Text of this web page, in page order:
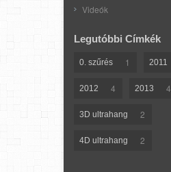
Videók
Legutóbbi Címkék
0. szűrés 1 2011
2012 4 2013 4
3D ultrahang 2
4D ultrahang 2